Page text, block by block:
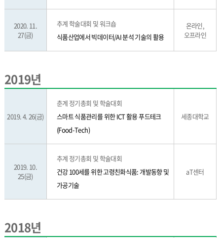
2020. 11.
27(금)
추계 학술대회 및 워크숍
식품산업에서 빅데이터/AI 분석 기술의 활용
온라인,
오프라인
2019년
2019. 4. 26(금)
춘계 정기총회 및 학술대회
스마트 식품관리를 위한 ICT 활용 푸드테크
(Food-Tech)
세종대학교
2019. 10.
25(금)
추계 정기총회 및 학술대회
건강 100세를 위한 고령친화식품: 개발동향 및
가공기술
aT센터
2018년